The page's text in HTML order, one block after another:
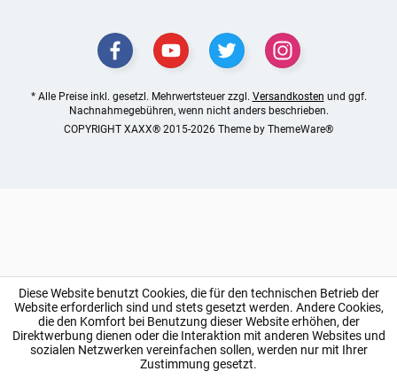
* Alle Preise inkl. gesetzl. Mehrwertsteuer zzgl. Versandkosten und ggf.
Nachnahmegebühren, wenn nicht anders beschrieben.
COPYRIGHT XAXX® 2015-2026 Theme by ThemeWare®
Diese Website benutzt Cookies, die für den technischen Betrieb der
Website erforderlich sind und stets gesetzt werden. Andere Cookies,
die den Komfort bei Benutzung dieser Website erhöhen, der
Direktwerbung dienen oder die Interaktion mit anderen Websites und
sozialen Netzwerken vereinfachen sollen, werden nur mit Ihrer
Zustimmung gesetzt.